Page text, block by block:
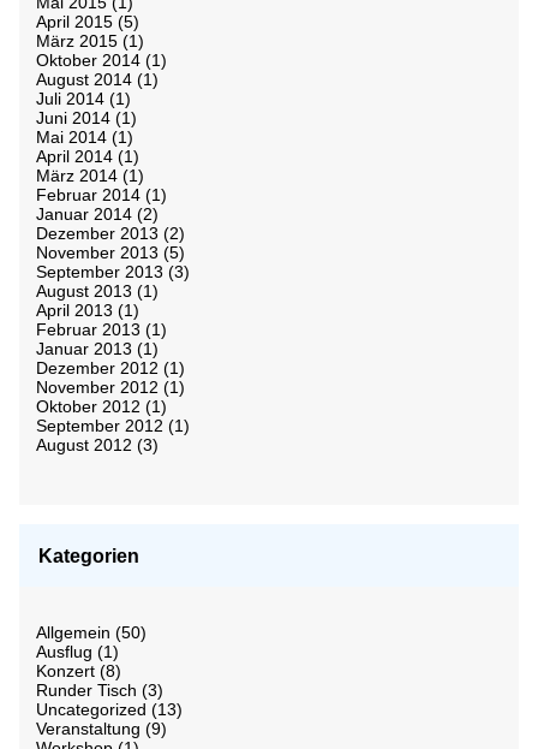
April 2015 (5)
März 2015 (1)
Oktober 2014 (1)
August 2014 (1)
Juli 2014 (1)
Juni 2014 (1)
Mai 2014 (1)
April 2014 (1)
März 2014 (1)
Februar 2014 (1)
Januar 2014 (2)
Dezember 2013 (2)
November 2013 (5)
September 2013 (3)
August 2013 (1)
April 2013 (1)
Februar 2013 (1)
Januar 2013 (1)
Dezember 2012 (1)
November 2012 (1)
Oktober 2012 (1)
September 2012 (1)
August 2012 (3)
Kategorien
Allgemein (50)
Ausflug (1)
Konzert (8)
Runder Tisch (3)
Uncategorized (13)
Veranstaltung (9)